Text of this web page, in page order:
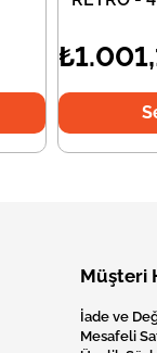
Müşteri
İade ve
Mesafeli